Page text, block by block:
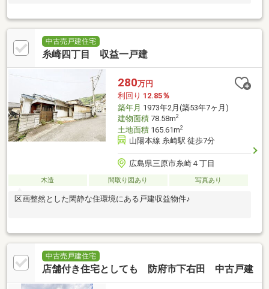
中古売戸建住宅
糸崎四丁目 収益一戸建
280万円
利回り 12.85％
築年月 1973年2月(築53年7ヶ月)
建物面積78.58m2
土地面積165.61m2
山陽本線 糸崎駅 徒歩7分
広島県三原市糸崎４丁目
木造 間取り図あり 写真あり
区画整然とした閑静な住環境にある戸建収益物件♪
中古売戸建住宅
店舗付き住宅としても 防府市下右田 中古戸建